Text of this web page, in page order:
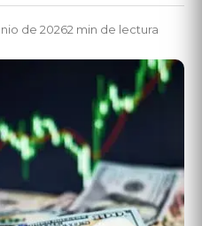
de 20262 min de lectura